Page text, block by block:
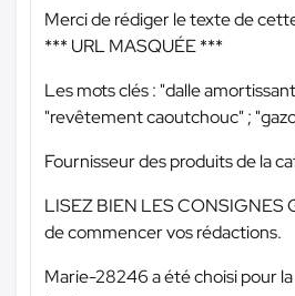
Merci de rédiger le texte de
*** URL MASQUÉE ***
Les mots clés : "dalle
"revêtement caoutchouc" ;
Fournisseur des produits de la
LISEZ BIEN LES CONSIGNES
de commencer vos rédactions.
Marie-28246 a été choisi pour